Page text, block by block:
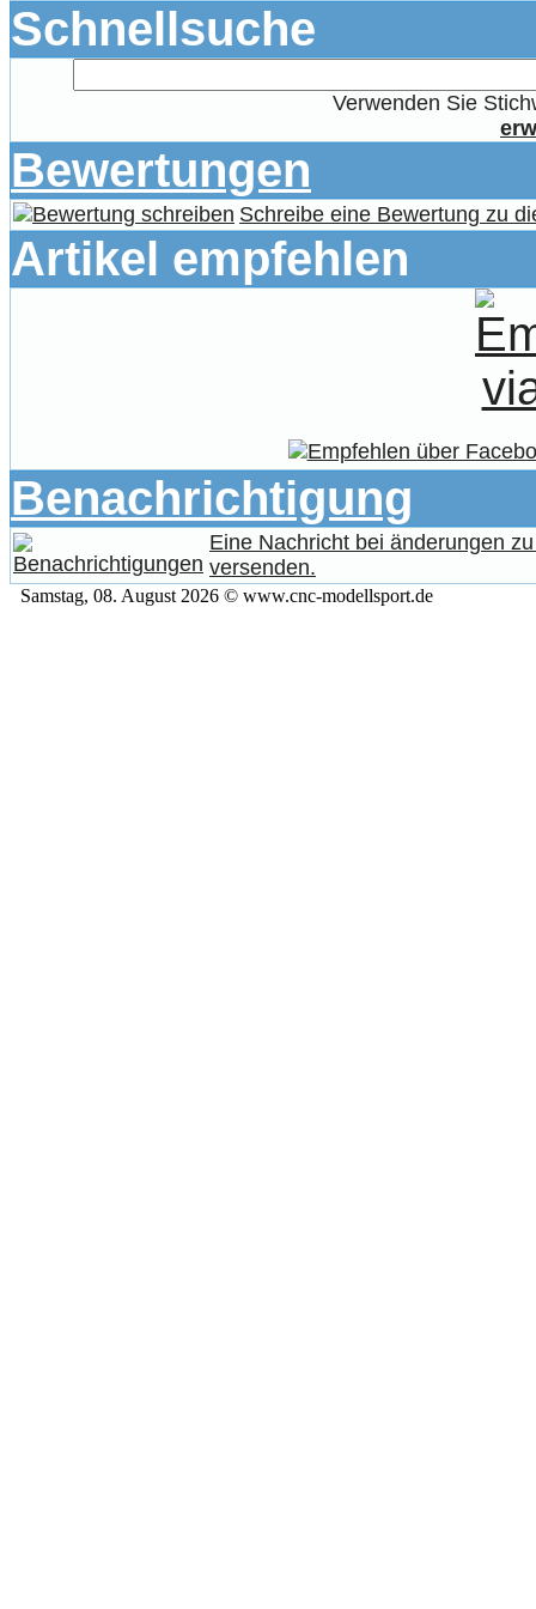
Schnellsuche
Verwenden Sie
Bewertungen
Schreibe eine Bewertung zu
Artikel empfehlen
Benachrichtigung
Eine Nachricht bei änderungen
versenden.
Samstag, 08. August 2026 © www.cnc-modellsport.de